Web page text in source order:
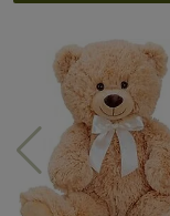
I più scelti
Profumi
Trudi®